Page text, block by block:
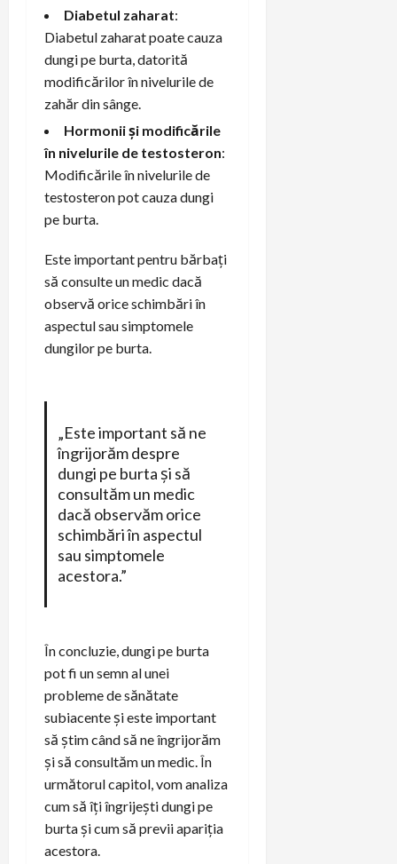
Diabetul zaharat:
Diabetul zaharat poate cauza
dungi pe burta, datorită
modificărilor în nivelurile de
zahăr din sânge.
Hormonii și modificările
în nivelurile de testosteron:
Modificările în nivelurile de
testosteron pot cauza dungi
pe burta.
Este important pentru bărbați
să consulte un medic dacă
observă orice schimbări în
aspectul sau simptomele
dungilor pe burta.
„Este important să ne
îngrijorăm despre
dungi pe burta și să
consultăm un medic
dacă observăm orice
schimbări în aspectul
sau simptomele
acestora.”
În concluzie, dungi pe burta
pot fi un semn al unei
probleme de sănătate
subiacente și este important
să știm când să ne îngrijorăm
și să consultăm un medic. În
următorul capitol, vom analiza
cum să îți îngrijești dungi pe
burta și cum să previi apariția
acestora.